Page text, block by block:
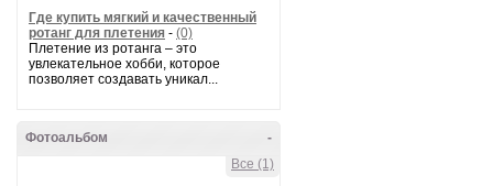
Где купить мягкий и качественный
ротанг для плетения - (0)
Плетение из ротанга – это
увлекательное хобби, которое
позволяет создавать уникал...
-
Фотоальбом
Все (1)